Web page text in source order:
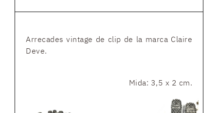
Arrecades vintage de clip de la marca Claire
Deve.
Mida: 3,5 x 2 cm.